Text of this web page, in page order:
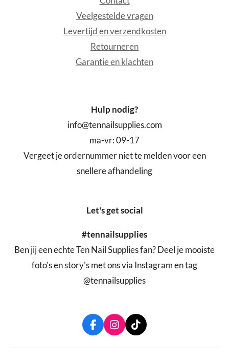
Veelgestelde vragen
Levertijd en verzendkosten
Retourneren
Garantie en klachten
Hulp nodig?
info@tennailsupplies.com
ma-vr: 09-17
Vergeet je ordernummer niet te melden voor een
snellere afhandeling
Let's get social
#tennailsupplies
Ben jij een echte Ten Nail Supplies fan? Deel je mooiste
foto's en story's met ons via Instagram en tag
@tennailsupplies
F
a
c
I
n
s
T
i
k